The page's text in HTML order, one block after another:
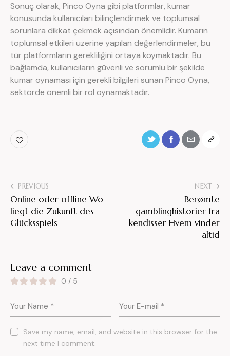
Sonuç olarak, Pinco Oyna gibi platformlar, kumar
konusunda kullanıcıları bilinçlendirmek ve toplumsal
sorunlara dikkat çekmek açısından önemlidir. Kumarın
toplumsal etkileri üzerine yapılan değerlendirmeler, bu
tür platformların gerekliliğini ortaya koymaktadır. Bu
bağlamda, kullanıcıların güvenli ve sorumlu bir şekilde
kumar oynaması için gerekli bilgileri sunan Pinco Oyna,
sektörde önemli bir rol oynamaktadır.
PREVIOUS
Online oder offline Wo
liegt die Zukunft des
Glücksspiels
NEXT
Berømte
gamblinghistorier fra
kendisser Hvem vinder
altid
Leave a comment
0 / 5
Save my name, email, and website in this browser for the
next time I comment.